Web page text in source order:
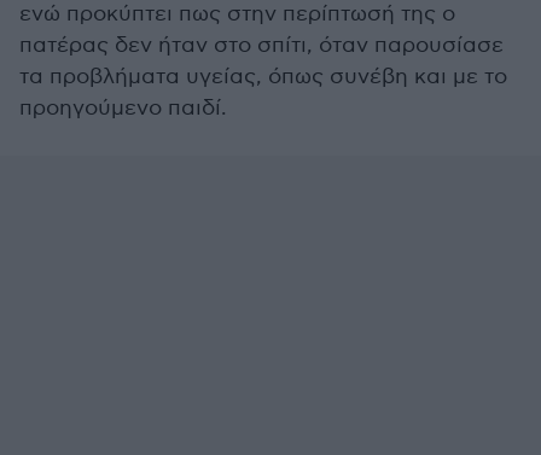
ενώ προκύπτει πως στην περίπτωσή της ο
πατέρας δεν ήταν στο σπίτι, όταν παρουσίασε
τα προβλήματα υγείας, όπως συνέβη και με το
προηγούμενο παιδί.